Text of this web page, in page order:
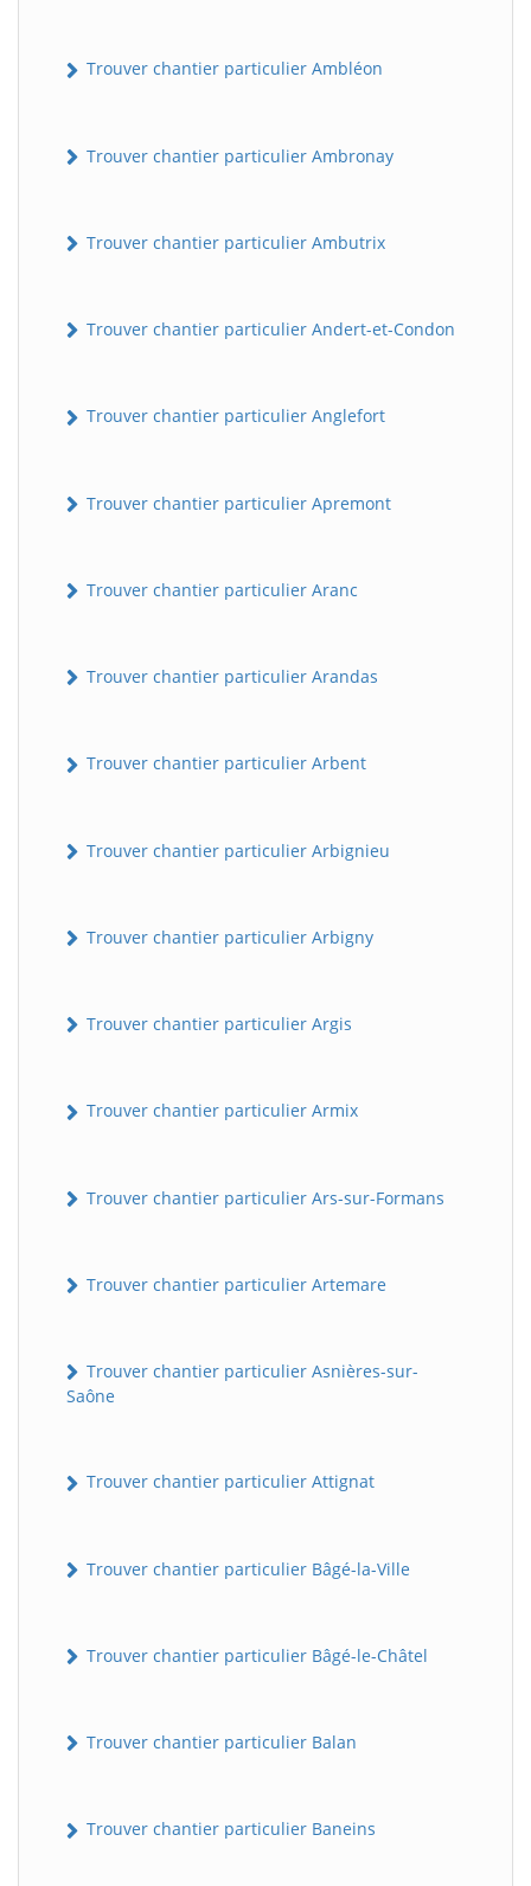
Trouver chantier particulier Ambléon
Trouver chantier particulier Ambronay
Trouver chantier particulier Ambutrix
Trouver chantier particulier Andert-et-Condon
Trouver chantier particulier Anglefort
Trouver chantier particulier Apremont
Trouver chantier particulier Aranc
Trouver chantier particulier Arandas
Trouver chantier particulier Arbent
Trouver chantier particulier Arbignieu
Trouver chantier particulier Arbigny
Trouver chantier particulier Argis
Trouver chantier particulier Armix
Trouver chantier particulier Ars-sur-Formans
Trouver chantier particulier Artemare
Trouver chantier particulier Asnières-sur-
Saône
Trouver chantier particulier Attignat
Trouver chantier particulier Bâgé-la-Ville
Trouver chantier particulier Bâgé-le-Châtel
Trouver chantier particulier Balan
Trouver chantier particulier Baneins